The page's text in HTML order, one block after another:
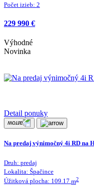
Počet izieb: 2
229 990 €
Výhodné
Novinka
Detail ponuky
Na predaj výnimočný 4i RD na
Druh: predaj
Lokalita: Špačince
Úžitková plocha: 109.17 m2